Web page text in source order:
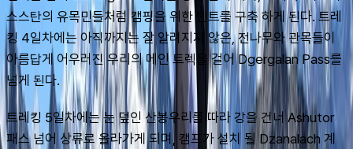
스스탄의 유목민들처럼 캠핑을 위한 텐트를 구축 하게 된다. 트레
킹 4일차에는 아직까지는 잘 알려지지 않은, 전나무와 관목들이
아름답게 어우러진 우리의 메인 트렉을 걸어 Dgergalan Pass를
넘게 된다.
트레킹 5일차에는 눈 덮인 산봉우리를 따라 강을 건너 Ashutor
패스 넘어 상류로 올라가게 되며, 캠프가 설치 될 Dzanalach 계